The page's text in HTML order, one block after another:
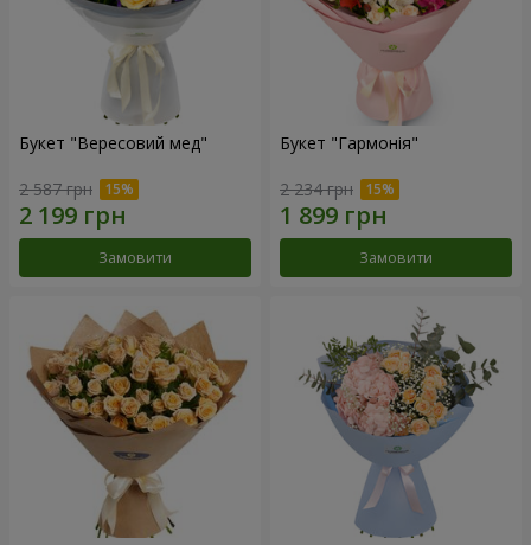
Букет "Вересовий мед"
2 587 грн
Замовити
Букет "Гармонія"
2 234 грн
Замовити